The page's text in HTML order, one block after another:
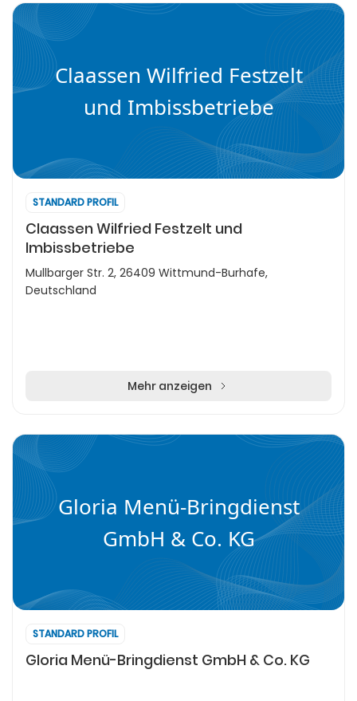
Claassen Wilfried Festzelt
und Imbissbetriebe
STANDARD PROFIL
Claassen Wilfried Festzelt und
Imbissbetriebe
Mullbarger Str. 2, 26409 Wittmund-Burhafe,
Deutschland
Mehr anzeigen
Gloria Menü-Bringdienst
GmbH & Co. KG
STANDARD PROFIL
Gloria Menü-Bringdienst GmbH & Co. KG